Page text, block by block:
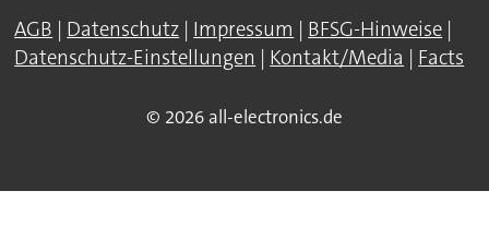
AGB | Datenschutz | Impressum | BFSG-Hinweise |
Datenschutz-Einstellungen | Kontakt/Media | Facts
© 2026 all-electronics.de